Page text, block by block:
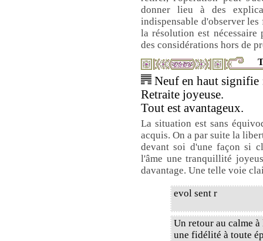
donner lieu à des
indispensable d'observer
la résolution est
des considérations hors de
Neuf en haut signifie
Retraite joyeuse.
Tout est avantageux.
La situation est sans
acquis. On a par suite la
devant soi d'une façon si
l'âme une tranquillité
davantage. Une telle voie
evol sent r
Un retour au calme
une fidélité à toute